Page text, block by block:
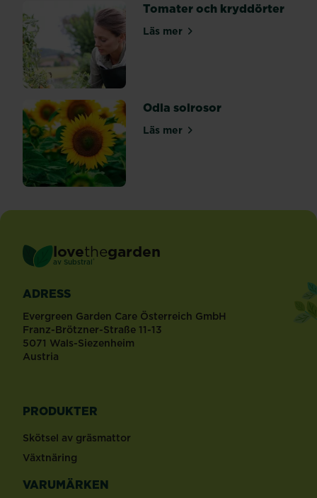
krukan
och
ned
med
en
hand
och
tar...
Tomater och kryddörter
Läs merom Tomater och kryddörter
Odla solrosor
Läs merom Odla solrosor
lovethegarden
av Substral ®
ADRESS
Evergreen Garden Care Österreich GmbH
Franz-Brötzner-Straße 11-13
5071 Wals-Siezenheim
Austria
PRODUKTER
Skötsel av gräsmattor
Växtnäring
VARUMÄRKEN